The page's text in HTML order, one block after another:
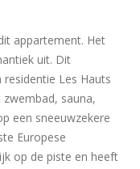
appartement. Het
uit. Dit
Les Hauts
sauna,
een sneeuwzekere
Europese
op de piste en heeft